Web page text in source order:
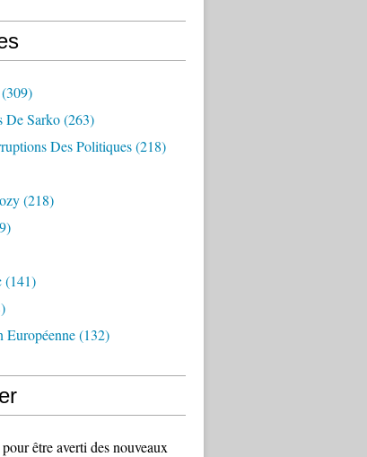
(309)
De Sarko(263)
Des Politiques(218)
(218)
(141)
Européenne(132)
être averti des nouveaux